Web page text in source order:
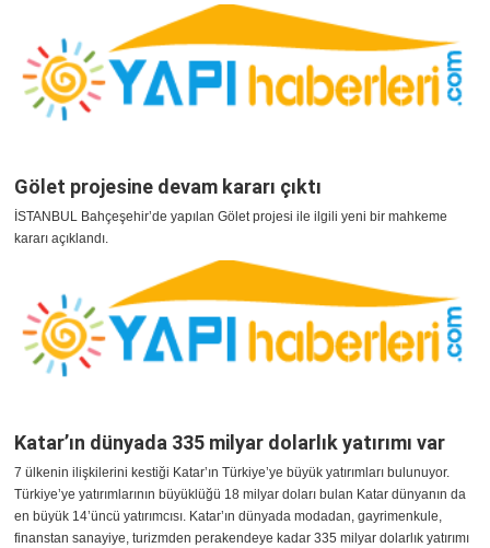
Gölet projesine devam kararı çıktı
İSTANBUL Bahçeşehir’de yapılan Gölet projesi ile ilgili yeni bir mahkeme
kararı açıklandı.
Katar’ın dünyada 335 milyar dolarlık yatırımı var
7 ülkenin ilişkilerini kestiği Katar’ın Türkiye’ye büyük yatırımları bulunuyor.
Türkiye’ye yatırımlarının büyüklüğü 18 milyar doları bulan Katar dünyanın da
en büyük 14’üncü yatırımcısı. Katar’ın dünyada modadan, gayrimenkule,
finanstan sanayiye, turizmden perakendeye kadar 335 milyar dolarlık yatırımı